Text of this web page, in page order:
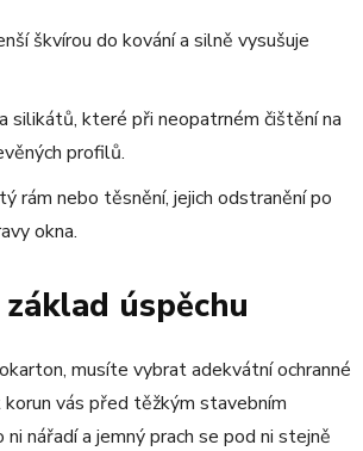
škvírou do kování a silně vysušuje
silikátů, které při neopatrném čištění na
profilů.
rám nebo těsnění, jejich odstranění po
okna.
úspěchu
musíte vybrat adekvátní ochranné
vás před těžkým stavebním
nářadí a jemný prach se pod ni stejně